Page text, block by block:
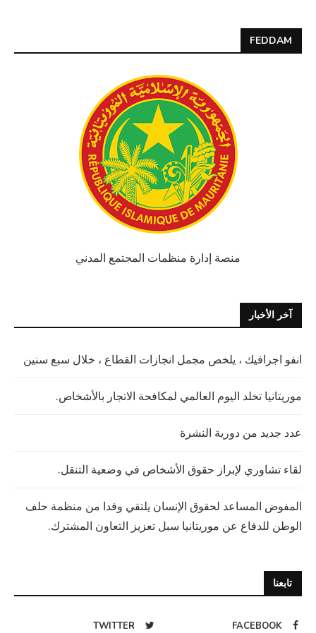
FEDDAM
منصة إدارة منظمات المجتمع المدني
آخر الأخبار
انفو اجرافيك ، يلخص مجمل انجازات القطاع ، خلال سبع سنين
موريتانيا تخلد اليوم العالمي لمكافحة الاتجار بالأشخاص.
عدد جديد من دورية النشرة
لقاء تشاوري لإبراز حقوق الأشخاص في وضعية التنقل.
المفوض المساعد لحقوق الإنسان يلتقي وفدا من منظمة حلف
الوطن للدفاع عن موريتانيا سبل تعزيز التعاون المشترك.
تابعنا
FACEBOOK
TWITTER